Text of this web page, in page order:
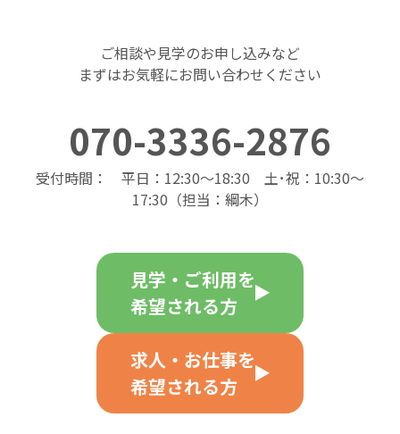
ご相談や見学のお申し込みなど
まずはお気軽にお問い合わせください
070-3336-2876
受付時間： 平日：12:30～18:30 土･祝：10:30～
17:30（担当：綱木）
見学・ご利用を
希望される方
求人・お仕事を
希望される方